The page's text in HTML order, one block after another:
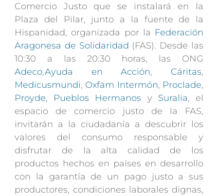
Comercio Justo que se instalará en la
Plaza del Pilar, junto a la fuente de la
Hispanidad, organizada por la Federación
Aragonesa de Solidaridad (FAS). Desde las
10:30 a las 20:30 horas, las ONG
Adeco,Ayuda en Acción, Cáritas,
Medicusmundi, Oxfam Intermón, Proclade,
Proyde, Pueblos Hermanos y Suralia, el
espacio de comercio justo de la FAS,
invitarán a la ciudadanía a descubrir los
valores del consumo responsable y
disfrutar de la alta calidad de los
productos hechos en países en desarrollo
con la garantía de un pago justo a sus
productores, condiciones laborales dignas,